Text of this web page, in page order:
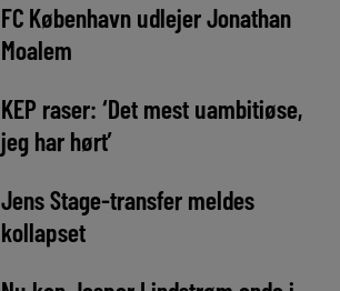
FC København udlejer Jonathan
Moalem
KEP raser: ‘Det mest uambitiøse,
jeg har hørt’
Jens Stage-transfer meldes
kollapset